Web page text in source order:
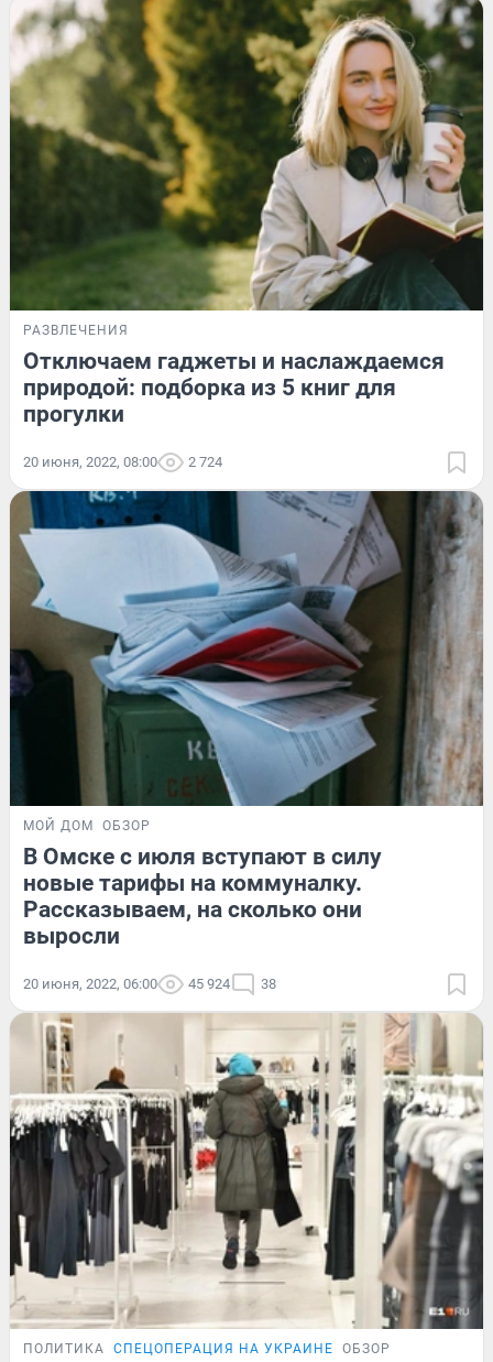
РАЗВЛЕЧЕНИЯ
Отключаем гаджеты и наслаждаемся
природой: подборка из 5 книг для
прогулки
20 июня, 2022, 08:00 2 724
МОЙ ДОМ ОБЗОР
В Омске с июля вступают в силу
новые тарифы на коммуналку.
Рассказываем, на сколько они
выросли
20 июня, 2022, 06:00 45 924 38
ПОЛИТИКА СПЕЦОПЕРАЦИЯ НА УКРАИНЕ ОБЗОР